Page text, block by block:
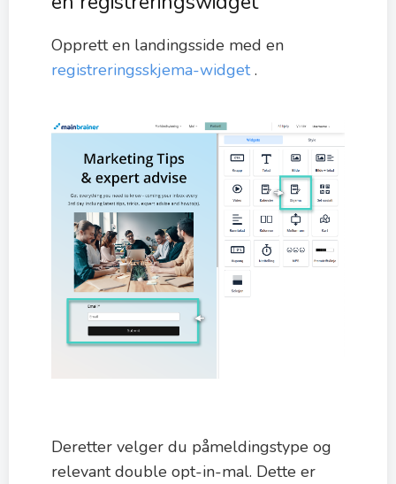
Opprett en landingsside med en
registreringsskjema-widget.
Deretter velger du påmeldingstype og
relevant double opt-in-mal. Dette er